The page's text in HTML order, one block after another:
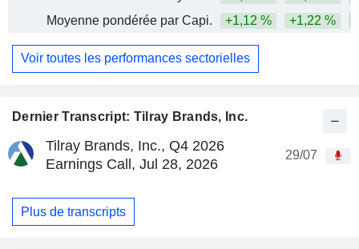
Dernier Transcript: Tilray Brands, Inc.
Tilray Brands, Inc., Q4 2026
Earnings Call, Jul 28, 2026
29/07
Plus de transcripts
Moyenne pondérée par Capi.
+1,12 % +1,22 %
Voir toutes les performances sectorielles